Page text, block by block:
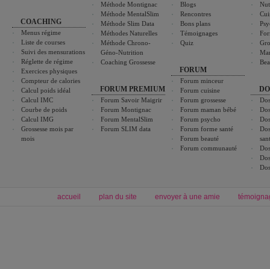
COACHING
Menus régime
Liste de courses
Suivi des mensurations
Réglette de régime
Exercices physiques
Compteur de calories
Calcul poids idéal
Calcul IMC
Courbe de poids
Calcul IMG
Grossesse mois par
mois
Méthode Montignac
Méthode MentalSlim
Méthode Slim Data
Méthodes Naturelles
Méthode Chrono-
Géno-Nutrition
Coaching Grossesse
FORUM PREMIUM
Forum Savoir Maigrir
Forum Montignac
Forum MentalSlim
Forum SLIM data
Blogs
Rencontres
Bons plans
Témoignages
Quiz
FORUM
Forum minceur
Forum cuisine
Forum grossesse
Forum maman bébé
Forum psycho
Forum forme santé
Forum beauté
Forum communauté
accueil plan du site envoyer à une amie